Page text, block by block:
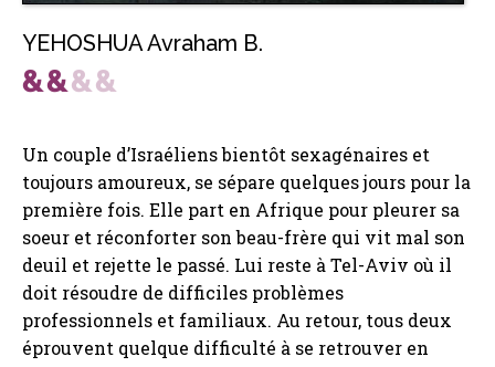
YEHOSHUA Avraham B.
Un couple d’Israéliens bientôt sexagénaires et
toujours amoureux, se sépare quelques jours pour la
première fois. Elle part en Afrique pour pleurer sa
soeur et réconforter son beau-frère qui vit mal son
deuil et rejette le passé. Lui reste à Tel-Aviv où il
doit résoudre de difficiles problèmes
professionnels et familiaux. Au retour, tous deux
éprouvent quelque difficulté à se retrouver en